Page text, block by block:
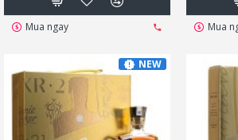
Mua ngay Mua
NEW